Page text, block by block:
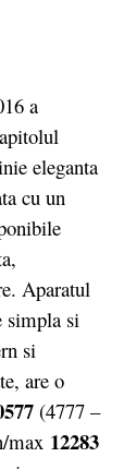
a
eleganta
cu un
Aparatul
simpla si
si
are o
(4777 –
max 12283